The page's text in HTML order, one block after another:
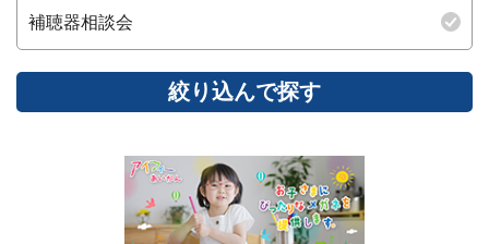
補聴器相談会